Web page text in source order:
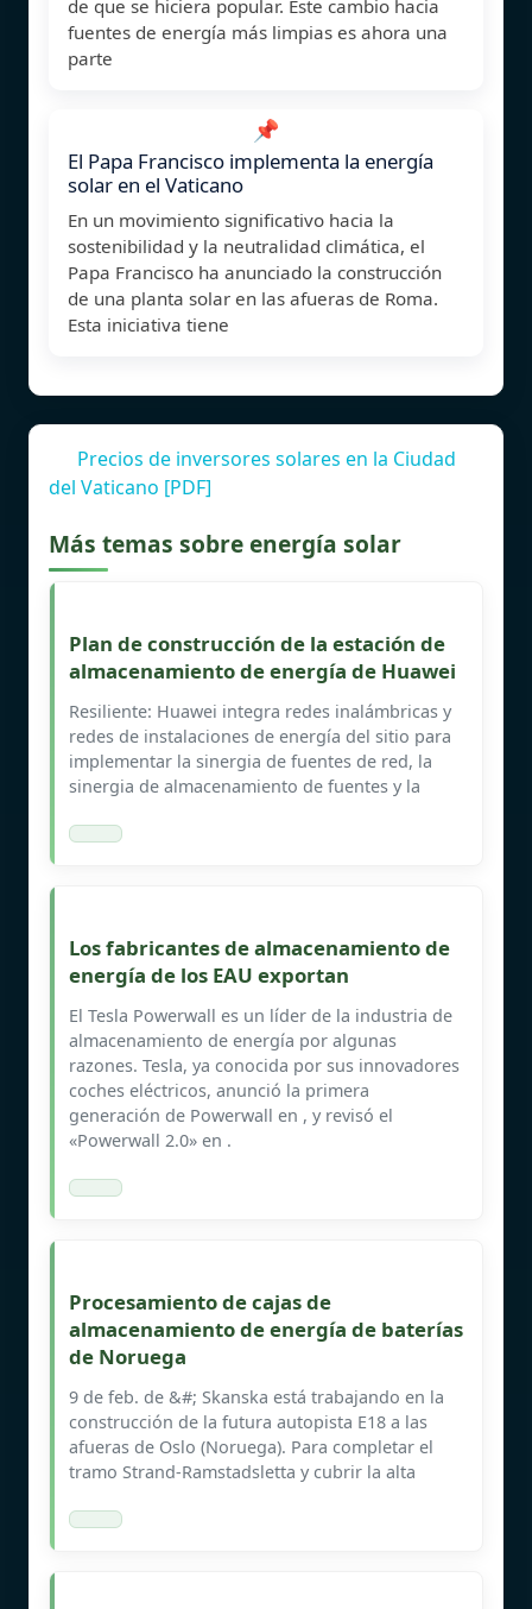
de que se hiciera popular. Este cambio hacia
fuentes de energía más limpias es ahora una
parte
📌
El Papa Francisco implementa la energía
solar en el Vaticano
En un movimiento significativo hacia la
sostenibilidad y la neutralidad climática, el
Papa Francisco ha anunciado la construcción
de una planta solar en las afueras de Roma.
Esta iniciativa tiene
Precios de inversores solares en la Ciudad
del Vaticano [PDF]
Más temas sobre energía solar
Plan de construcción de la estación de
almacenamiento de energía de Huawei
Resiliente: Huawei integra redes inalámbricas y
redes de instalaciones de energía del sitio para
implementar la sinergia de fuentes de red, la
sinergia de almacenamiento de fuentes y la
Los fabricantes de almacenamiento de
energía de los EAU exportan
El Tesla Powerwall es un líder de la industria de
almacenamiento de energía por algunas
razones. Tesla, ya conocida por sus innovadores
coches eléctricos, anunció la primera
generación de Powerwall en , y revisó el
«Powerwall 2.0» en .
Procesamiento de cajas de
almacenamiento de energía de baterías
de Noruega
9 de feb. de &#; Skanska está trabajando en la
construcción de la futura autopista E18 a las
afueras de Oslo (Noruega). Para completar el
tramo Strand-Ramstadsletta y cubrir la alta